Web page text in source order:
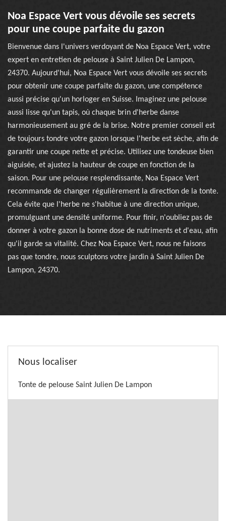
Noa Espace Vert vous dévoile ses secrets
pour une coupe parfaite du gazon
Bienvenue dans l'univers verdoyant de Noa Espace Vert, votre
expert en entretien de pelouse à Saint Julien De Lampon,
24370. Aujourd'hui, Noa Espace Vert vous dévoile ses secrets
pour obtenir une coupe parfaite du gazon, une compétence
aussi précise qu'un horloger en Suisse. Imaginez une pelouse
aussi lisse qu'un tapis, où chaque brin d'herbe danse
harmonieusement au gré de la brise. Notre premier conseil est
de toujours tondre votre gazon lorsque l'herbe est sèche, afin de
garantir une coupe nette et précise. Utilisez une tondeuse bien
aiguisée, et ajustez la hauteur de coupe en fonction de la
saison. Pour une pelouse resplendissante, Noa Espace Vert
recommande de changer régulièrement la direction de la tonte.
Cela évite que l'herbe ne s'habitue à une direction unique,
promulguant une densité uniforme. Pour finir, n'oubliez pas de
donner à votre gazon la bonne dose de nutriments et d'eau, afin
qu'il garde sa vitalité. Chez Noa Espace Vert, nous ne faisons
pas que tondre, nous sculptons votre jardin à Saint Julien De
Lampon, 24370.
Nous localiser
Tonte de pelouse Saint Julien De Lampon